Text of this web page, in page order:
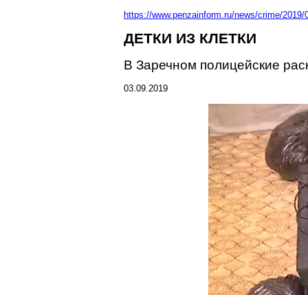
https://www.penzainform.ru/news/crime/
ДЕТКИ ИЗ КЛЕТКИ
В Заречном полицейские
03.09.2019